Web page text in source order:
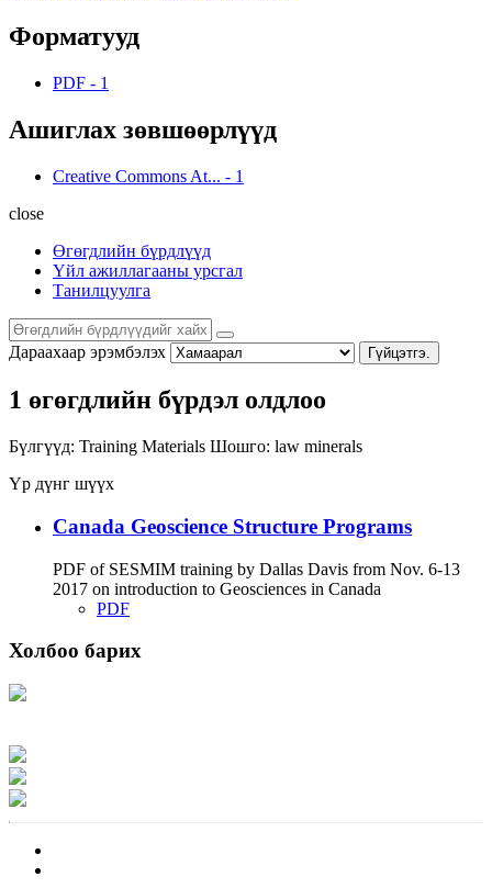
Форматууд
PDF - 1
Ашиглах зөвшөөрлүүд
Creative Commons At... - 1
close
Өгөгдлийн бүрдлүүд
Үйл ажиллагааны урсгал
Танилцуулга
Дараахаар эрэмбэлэх Гүйцэтгэ.
1 өгөгдлийн бүрдэл олдлоо
Бүлгүүд: Training Materials Шошго: law minerals
Үр дүнг шүүх
Canada Geoscience Structure Programs
PDF of SESMIM training by Dallas Davis from Nov. 6-13
2017 on introduction to Geosciences in Canada
PDF
Холбоо барих